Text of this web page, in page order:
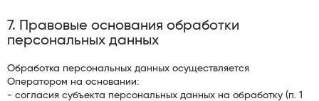
7. Правовые основания обработки
персональных данных
Обработка персональных данных осуществляется
Оператором на основании:
- согласия субъекта персональных данных на обработку (п. 1